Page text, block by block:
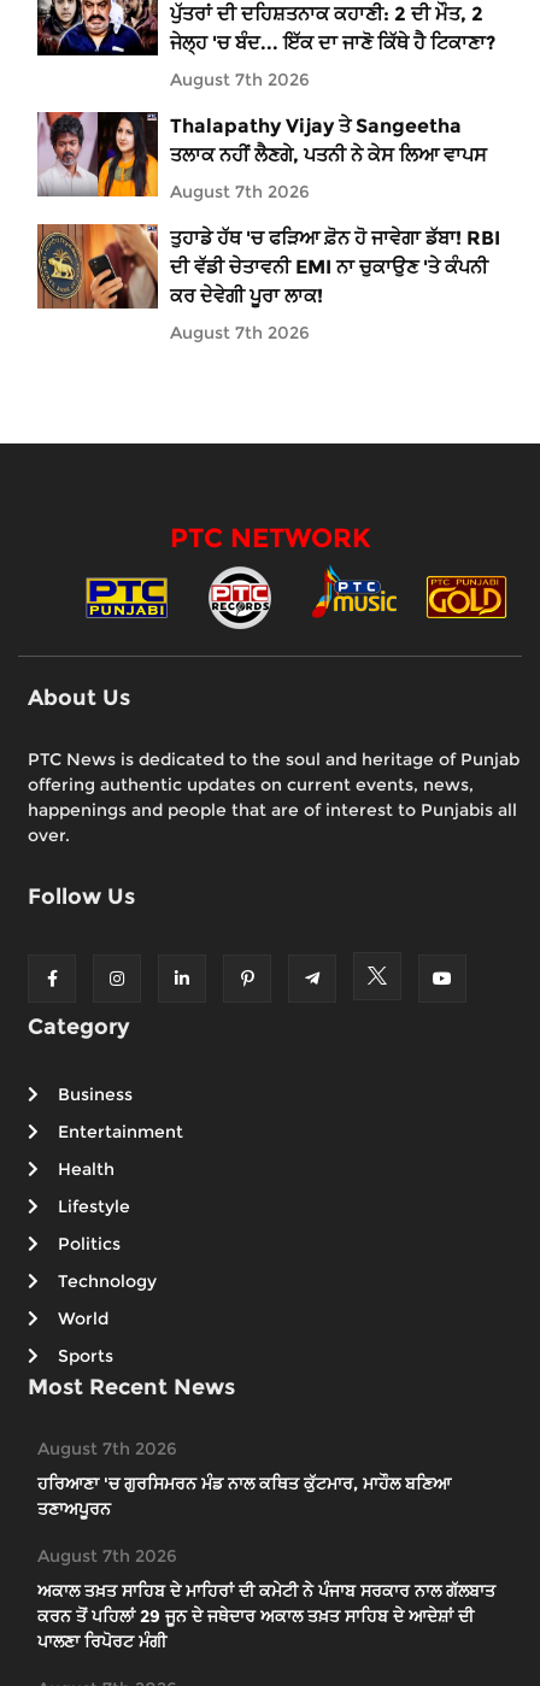
ਪੁੱਤਰਾਂ ਦੀ ਦਹਿਸ਼ਤਨਾਕ ਕਹਾਣੀ: 2 ਦੀ ਮੌਤ, 2
ਜੇਲ੍ਹ 'ਚ ਬੰਦ... ਇੱਕ ਦਾ ਜਾਣੋ ਕਿੱਥੇ ਹੈ ਟਿਕਾਣਾ?
August 7th 2026
Thalapathy Vijay ਤੇ Sangeetha
ਤਲਾਕ ਨਹੀਂ ਲੈਣਗੇ, ਪਤਨੀ ਨੇ ਕੇਸ ਲਿਆ ਵਾਪਸ
August 7th 2026
ਤੁਹਾਡੇ ਹੱਥ 'ਚ ਫੜਿਆ ਫ਼ੋਨ ਹੋ ਜਾਵੇਗਾ ਡੱਬਾ! RBI
ਦੀ ਵੱਡੀ ਚੇਤਾਵਨੀ EMI ਨਾ ਚੁਕਾਉਣ 'ਤੇ ਕੰਪਨੀ
ਕਰ ਦੇਵੇਗੀ ਪੂਰਾ ਲਾਕ!
August 7th 2026
PTC NETWORK
About Us
PTC News is dedicated to the soul and heritage of Punjab
offering authentic updates on current events, news,
happenings and people that are of interest to Punjabis all
over.
Follow Us
Category
Business
Entertainment
Health
Lifestyle
Politics
Technology
World
Sports
Most Recent News
August 7th 2026
ਹਰਿਆਣਾ 'ਚ ਗੁਰਸਿਮਰਨ ਮੰਡ ਨਾਲ ਕਥਿਤ ਕੁੱਟਮਾਰ, ਮਾਹੌਲ ਬਣਿਆ
ਤਣਾਅਪੂਰਨ
August 7th 2026
ਅਕਾਲ ਤਖ਼ਤ ਸਾਹਿਬ ਦੇ ਮਾਹਿਰਾਂ ਦੀ ਕਮੇਟੀ ਨੇ ਪੰਜਾਬ ਸਰਕਾਰ ਨਾਲ ਗੱਲਬਾਤ
ਕਰਨ ਤੋਂ ਪਹਿਲਾਂ 29 ਜੂਨ ਦੇ ਜਥੇਦਾਰ ਅਕਾਲ ਤਖ਼ਤ ਸਾਹਿਬ ਦੇ ਆਦੇਸ਼ਾਂ ਦੀ
ਪਾਲਣਾ ਰਿਪੋਰਟ ਮੰਗੀ